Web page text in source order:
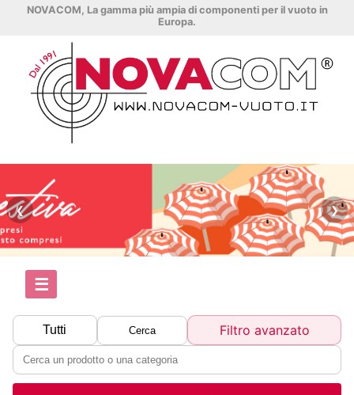
NOVACOM, La gamma più ampia di componenti per il vuoto in
Europa.
❮ ❯
☰
Tutti Cerca Filtro avanzato